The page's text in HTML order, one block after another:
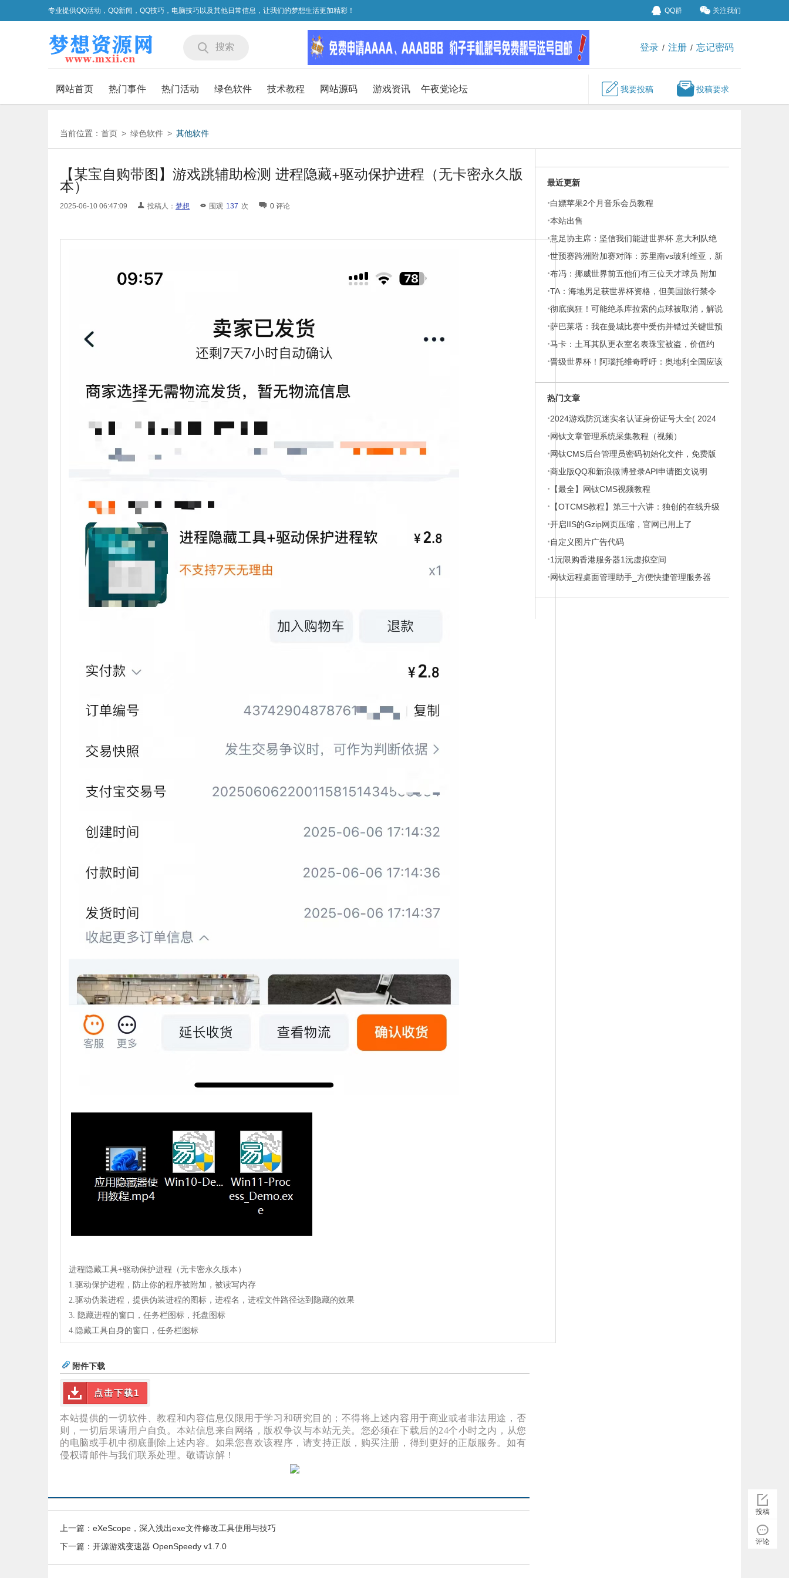
专业提供QQ活动，QQ新闻，QQ技巧，电脑技巧以及其他日常信息，让我们的梦想生活更加精彩！ QQ群 关注我们
搜索 登录 / 注册 / 忘记密码
网站首页 热门事件 热门活动 绿色软件 技术教程 网站源码 游戏资讯 午夜党论坛 我要投稿 投稿要求
当前位置： 首页 > 绿色软件 > 其他软件
【某宝自购带图】游戏跳辅助检测 进程隐藏+驱动保护进程（无卡密永久版
本）
2025-06-10 06:47:09 投稿人： 梦想 围观 137 次 0 评论
进程隐藏工具+驱动保护进程（无卡密永久版本）
1.驱动保护进程，防止你的程序被附加，被读写内存
2.驱动伪装进程，提供伪装进程的图标，进程名，进程文件路径达到隐藏的效果
3. 隐藏进程的窗口，任务栏图标，托盘图标
4.隐藏工具自身的窗口，任务栏图标
附件下载
点击下载1
本站提供的一切软件、教程和内容信息仅限用于学习和研究目的；不得将上述内容用于商业或者非法用途，否
则，一切后果请用户自负。本站信息来自网络，版权争议与本站无关。您必须在下载后的24个小时之内，从您
的电脑或手机中彻底删除上述内容。如果您喜欢该程序，请支持正版，购买注册，得到更好的正版服务。如有
侵权请邮件与我们联系处理。敬请谅解！
上一篇： eXeScope，深入浅出exe文件修改工具使用与技巧
下一篇： 开源游戏变速器 OpenSpeedy v1.7.0
最近更新
·白嫖苹果2个月音乐会员教程
·本站出售
·意足协主席：坚信我们能进世界杯 意大利队绝
非人们说的那么糟糕
·世预赛跨洲附加赛对阵：苏里南vs玻利维亚，新
喀里多尼亚vs牙买加
·布冯：挪威世界前五他们有三位天才球员 附加
赛希望避开波兰瑞典
·TA：海地男足获世界杯资格，但美国旅行禁令
导致球迷难以赴美观赛
·彻底疯狂！可能绝杀库拉索的点球被取消，解说
员鬼哭狼嚎肆意庆祝
·萨巴莱塔：我在曼城比赛中受伤并错过关键世预
赛，被马拉多纳弃用
·马卡：土耳其队更衣室名表珠宝被盗，价值约
32万欧元
·晋级世界杯！阿瑙托维奇呼吁：奥地利全国应该
热门文章
·2024游戏防沉迷实名认证身份证号大全( 2024
最新身份证号码实名认证免费用)
·网钛文章管理系统采集教程（视频）
·网钛CMS后台管理员密码初始化文件，免费版
和商业版都通用
·商业版QQ和新浪微博登录API申请图文说明
· 【最全】网钛CMS视频教程
· 【OTCMS教程】第三十六讲：独创的在线升级
·开启IIS的Gzip网页压缩，官网已用上了
·自定义图片广告代码
·1沅限购香港服务器1沅虚拟空间
·网钛远程桌面管理助手_方便快捷管理服务器
投稿
评论